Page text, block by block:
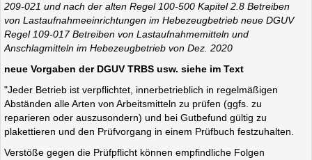
209-021 und nach der alten Regel 100-500 Kapitel 2.8 Betreiben
von Lastaufnahmeeinrichtungen im Hebezeugbetrieb neue DGUV
Regel 109-017 Betreiben von Lastaufnahmemitteln und
Anschlagmitteln im Hebezeugbetrieb von Dez. 2020
neue Vorgaben der DGUV TRBS usw. siehe im Text
"Jeder Betrieb ist verpflichtet, innerbetrieblich in regelmäßigen
Abständen alle Arten von Arbeitsmitteln zu prüfen (ggfs. zu
reparieren oder auszusondern) und bei Gutbefund gültig zu
plakettieren und den Prüfvorgang in einem Prüfbuch festzuhalten.
Verstöße gegen die Prüfpflicht können empfindliche Folgen